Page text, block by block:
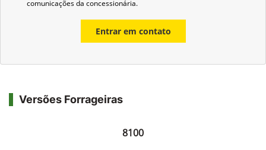
comunicações da concessionária.
Entrar em contato
Versões Forrageiras
8100